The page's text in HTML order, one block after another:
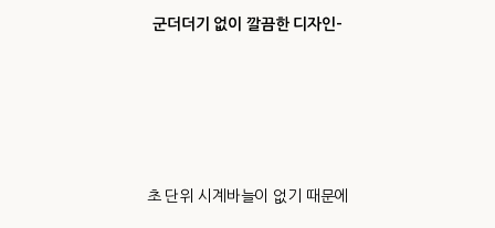
군더더기 없이 깔끔한 디자인-
초 단위 시계바늘이 없기 때문에